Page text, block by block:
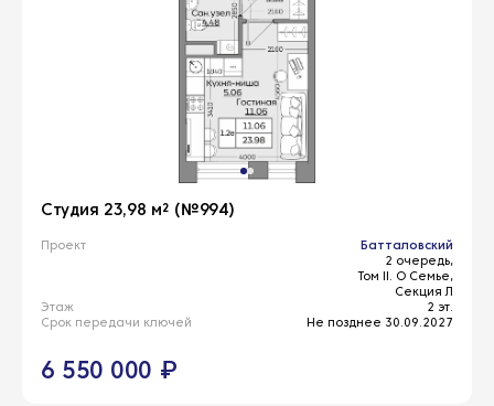
Студия 23,98 м² (№994)
Проект
Батталовский
2 очередь,
Том II. О Семье,
Секция Л
Этаж
2 эт.
Срок передачи ключей
Не позднее 30.09.2027
6 550 000 ₽